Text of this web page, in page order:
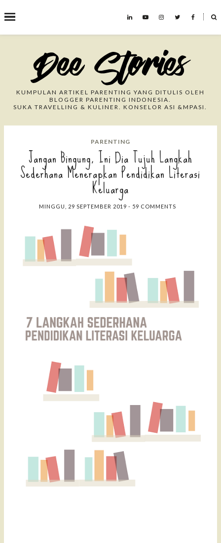
˟
Search This Blog
KUMPULAN ARTIKEL PARENTING YANG DITULIS OLEH
BLOGGER PARENTING INDONESIA.
SUKA TRAVELLING & KULINER. KONSELOR ASI &MPASI.
PARENTING
Jangan Bingung, Ini Dia Tujuh Langkah
Sederhana Menerapkan Pendidikan Literasi
Keluarga
MINGGU, 29 SEPTEMBER 2019- 59 COMMENTS